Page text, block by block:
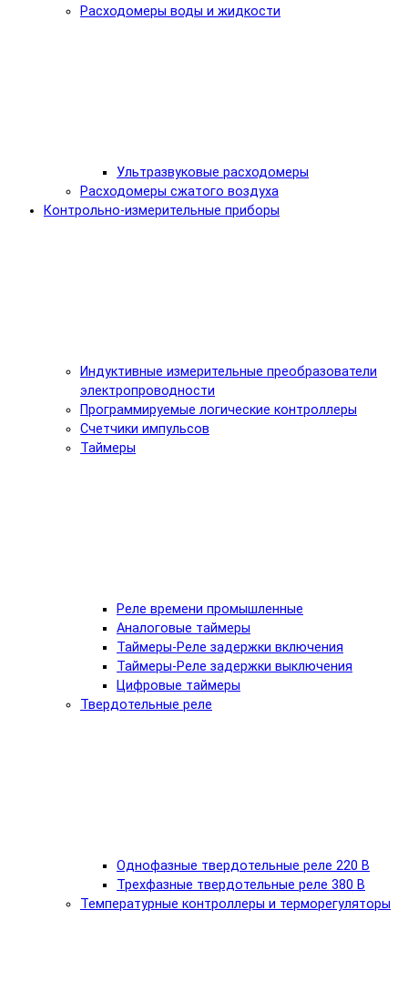
Расходомеры воды и жидкости
Ультразвуковые расходомеры
Расходомеры сжатого воздуха
Контрольно-измерительные приборы
Индуктивные измерительные преобразователи
электропроводности
Программируемые логические контроллеры
Счетчики импульсов
Таймеры
Реле времени промышленные
Аналоговые таймеры
Таймеры-Реле задержки включения
Таймеры-Реле задержки выключения
Цифровые таймеры
Твердотельные реле
Однофазные твердотельные реле 220 В
Трехфазные твердотельные реле 380 В
Температурные контроллеры и терморегуляторы